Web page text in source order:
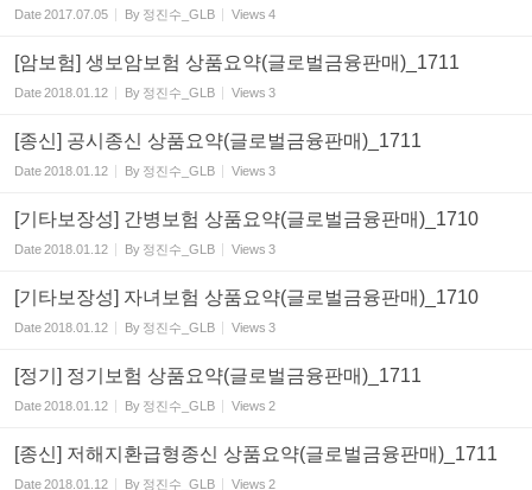
Date2017.07.05 By 정진수_GLB Views 4
[암보험] 생보암보험 상품요약(글로벌금융판매)_1711
Date2018.01.12 By 정진수_GLB Views 3
[종신] 공시종신 상품요약(글로벌금융판매)_1711
Date2018.01.12 By 정진수_GLB Views 3
[기타보장성] 간병보험 상품요약(글로벌금융판매)_1710
Date2018.01.12 By 정진수_GLB Views 3
[기타보장성] 자녀보험 상품요약(글로벌금융판매)_1710
Date2018.01.12 By 정진수_GLB Views 3
[정기] 정기보험 상품요약(글로벌금융판매)_1711
Date2018.01.12 By 정진수_GLB Views 2
[종신] 저해지환급형종신 상품요약(글로벌금융판매)_1711
Date2018.01.12 By 정진수_GLB Views 2